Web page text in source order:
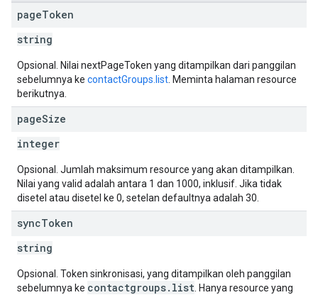
pageToken
string
Opsional. Nilai nextPageToken yang ditampilkan dari panggilan
sebelumnya ke contactGroups.list . Meminta halaman resource
berikutnya.
pageSize
integer
Opsional. Jumlah maksimum resource yang akan ditampilkan.
Nilai yang valid adalah antara 1 dan 1000, inklusif. Jika tidak
disetel atau disetel ke 0, setelan defaultnya adalah 30.
syncToken
string
Opsional. Token sinkronisasi, yang ditampilkan oleh panggilan
sebelumnya ke contactgroups.list . Hanya resource yang